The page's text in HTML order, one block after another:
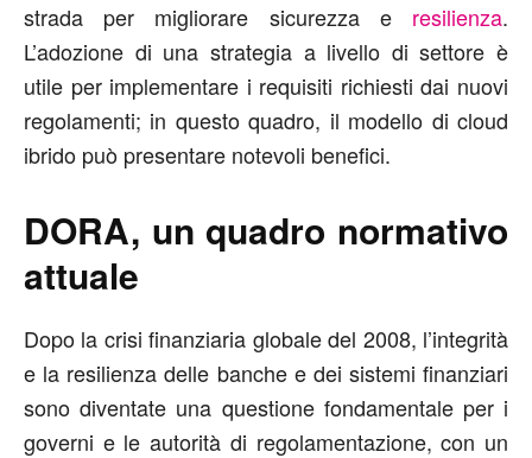
strada per migliorare sicurezza e resilienza.
L’adozione di una strategia a livello di settore è
utile per implementare i requisiti richiesti dai nuovi
regolamenti; in questo quadro, il modello di cloud
ibrido può presentare notevoli benefici.
DORA, un quadro normativo
attuale
Dopo la crisi finanziaria globale del 2008, l’integrità
e la resilienza delle banche e dei sistemi finanziari
sono diventate una questione fondamentale per i
governi e le autorità di regolamentazione, con un